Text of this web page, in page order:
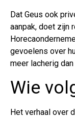
Dat Geus ook
aanpak, doet zijn
gevoelens over
meer lacherig
Wie
Het verhaal over